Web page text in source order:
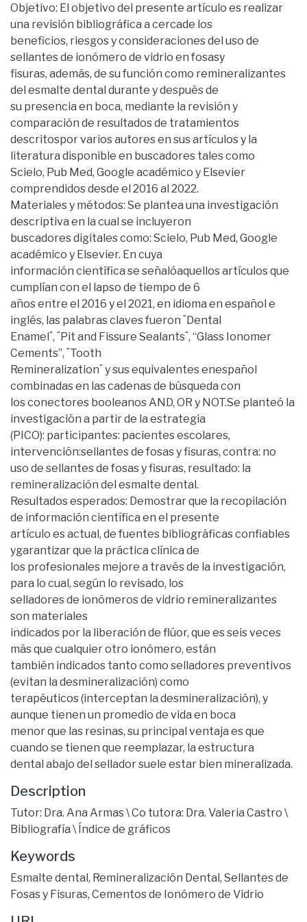
Objetivo: El objetivo del presente artículo es realizar
una revisión bibliográfica a cercade los
beneficios, riesgos y consideraciones del uso de
sellantes de ionómero de vidrio en fosasy
fisuras, además, de su función como remineralizantes
del esmalte dental durante y después de
su presencia en boca, mediante la revisión y
comparación de resultados de tratamientos
descritospor varios autores en sus artículos y la
literatura disponible en buscadores tales como
Scielo, Pub Med, Google académico y Elsevier
comprendidos desde el 2016 al 2022.
Materiales y métodos: Se plantea una investigación
descriptiva en la cual se incluyeron
buscadores digitales como: Scielo, Pub Med, Google
académico y Elsevier. En cuya
información científica se señalóaquellos artículos que
cumplían con el lapso de tiempo de 6
años entre el 2016 y el 2021, en idioma en español e
inglés, las palabras claves fueron ¨Dental
Enamel¨, ¨Pit and Fissure Sealants¨, “Glass Ionomer
Cements”, ¨Tooth
Remineralization¨ y sus equivalentes enespañol
combinadas en las cadenas de búsqueda con
los conectores booleanos AND, OR y NOT.Se planteó la
investigación a partir de la estrategia
(PICO): participantes: pacientes escolares,
intervención:sellantes de fosas y fisuras, contra: no
uso de sellantes de fosas y fisuras, resultado: la
remineralización del esmalte dental.
Resultados esperados: Demostrar que la recopilación
de información científica en el presente
artículo es actual, de fuentes bibliográficas confiables
ygarantizar que la práctica clínica de
los profesionales mejore a través de la investigación,
para lo cual, según lo revisado, los
selladores de ionómeros de vidrio remineralizantes
son materiales
indicados por la liberación de flúor, que es seis veces
más que cualquier otro ionómero, están
también indicados tanto como selladores preventivos
(evitan la desmineralización) como
terapéuticos (interceptan la desmineralización), y
aunque tienen un promedio de vida en boca
menor que las resinas, su principal ventaja es que
cuando se tienen que reemplazar, la estructura
dental abajo del sellador suele estar bien mineralizada.
Description
Tutor: Dra. Ana Armas \ Co tutora: Dra. Valeria Castro \
Bibliografía \ Índice de gráficos
Keywords
Esmalte dental, Remineralización Dental, Sellantes de
Fosas y Fisuras, Cementos de Ionómero de Vidrio